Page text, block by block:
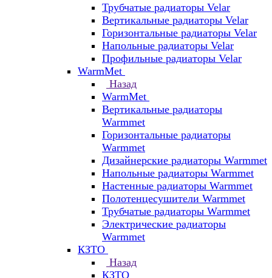
Трубчатые радиаторы Velar
Вертикальные радиаторы Velar
Горизонтальные радиаторы Velar
Напольные радиаторы Velar
Профильные радиаторы Velar
WarmMet
Назад
WarmMet
Вертикальные радиаторы
Warmmet
Горизонтальные радиаторы
Warmmet
Дизайнерские радиаторы Warmmet
Напольные радиаторы Warmmet
Настенные радиаторы Warmmet
Полотенцесушители Warmmet
Трубчатые радиаторы Warmmet
Электрические радиаторы
Warmmet
КЗТО
Назад
КЗТО